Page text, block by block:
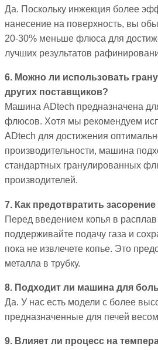
Да. Поскольку инжекция более
нанесение на поверхность, вы
20-30% меньше флюса для
лучших результатов
6. Можно ли использовать
других поставщиков?
Машина ADtech предназначена
флюсов. Хотя мы рекомендуем
ADtech для достижения
производительности, машина
стандартных гранулированных
производителей.
7. Как предотвратить засорение
Перед введением копья в расплав
поддерживайте подачу газа и
пока не извлечете копье. Это
металла в трубку.
8. Подходит ли машина для
Да. У нас есть модели с более
предназначенные для печей
9. Влияет ли процесс на